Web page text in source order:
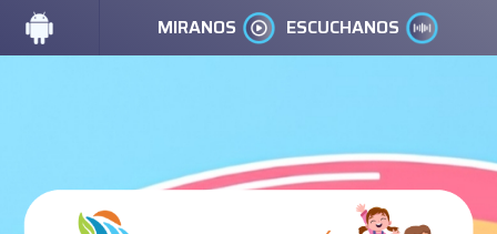
MIRANOS ESCUCHANOS